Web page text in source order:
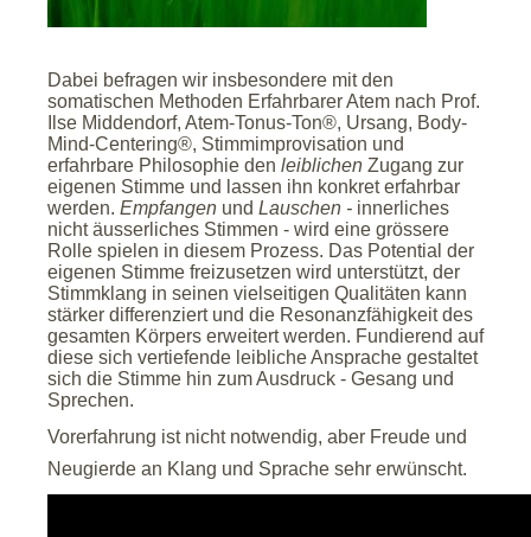
Dabei befragen wir insbesondere mit den
somatischen Methoden Erfahrbarer Atem nach Prof.
Ilse Middendorf, Atem-Tonus-Ton®, Ursang, Body-
Mind-Centering®, Stimmimprovisation und
erfahrbare Philosophie den leiblichen Zugang zur
eigenen Stimme und lassen ihn konkret erfahrbar
werden. Empfangen und Lauschen - innerliches
nicht äusserliches Stimmen - wird eine grössere
Rolle spielen in diesem Prozess. Das Potential der
eigenen Stimme freizusetzen wird unterstützt, der
Stimmklang in seinen vielseitigen Qualitäten kann
stärker differenziert und die Resonanzfähigkeit des
gesamten Körpers erweitert werden. Fundierend auf
diese sich vertiefende leibliche Ansprache gestaltet
sich die Stimme hin zum Ausdruck - Gesang und
Sprechen.
Vorerfahrung ist nicht notwendig, aber Freude und
Neugierde an Klang und Sprache sehr erwünscht.